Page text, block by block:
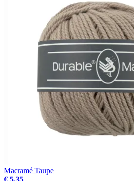
Macramé Taupe